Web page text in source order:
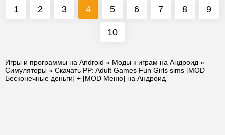
1 2 3 4 5 6 7 8 9
10
Игры и программы на Android » Моды к играм на Андроид »
Симуляторы » Скачать PP: Adult Games Fun Girls sims [MOD
Бесконечные деньги] + [MOD Меню] на Андроид